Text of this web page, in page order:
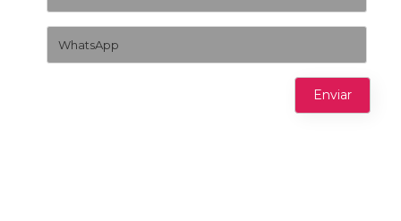
Enviar